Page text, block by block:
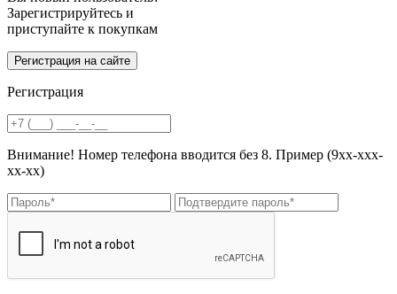
Зарегистрируйтесь и
приступайте к покупкам
Регистрация
Внимание! Номер телефона вводится без 8. Пример (9хх-ххх-
хх-хх)